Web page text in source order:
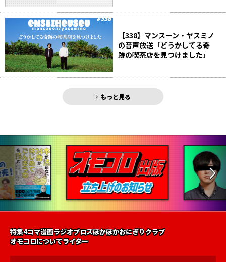
【338】マンスーン・ヤスミノ
の音声放送「どうかしてる奇
跡の喫茶店を見つけました」
もっと見る
特集4コマ漫画ラジオブロスほかほかおにぎりクラブ
オモコロについてライター